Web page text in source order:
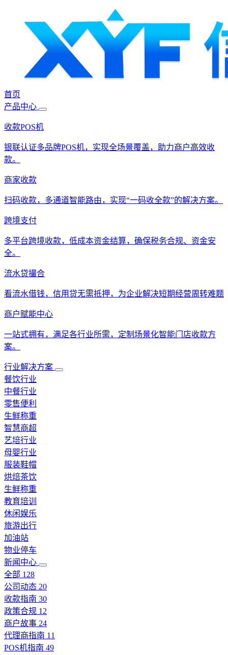
首页
产品中心
收款POS机
银联认证多品牌POS机，实现全场景覆盖，助力商户高效收
款。
商家收款
扫码收款，多通道智能路由，实现“一码收全款”的解决方案。
跨境支付
多平台跨境收款，低成本资金结算，确保税务合规、资金安
全。
流水贷撮合
看流水借钱，信用贷无需抵押，为企业解决短期经营周转难题
商户赋能中心
一站式拥有，满足各行业所需，定制场景化智能门店收款方
案。
行业解决方案
餐饮行业
中餐行业
零售便利
生鲜称重
智慧商超
艺培行业
母婴行业
服装鞋帽
烘焙茶饮
生鲜称重
教育培训
休闲娱乐
旅游出行
加油站
物业停车
新闻中心
全部 128
公司动态 20
收款指南 30
政策合规 12
商户故事 24
代理商指南 11
POS机指南 49